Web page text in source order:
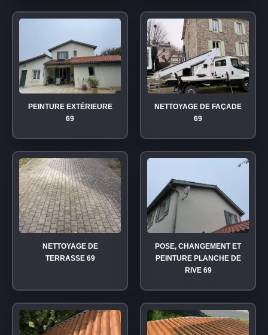
PEINTURE EXTÉRIEURE
69
NETTOYAGE DE FAÇADE
69
NETTOYAGE DE
TERRASSE 69
POSE, CHANGEMENT ET
PEINTURE PLANCHE DE
RIVE 69